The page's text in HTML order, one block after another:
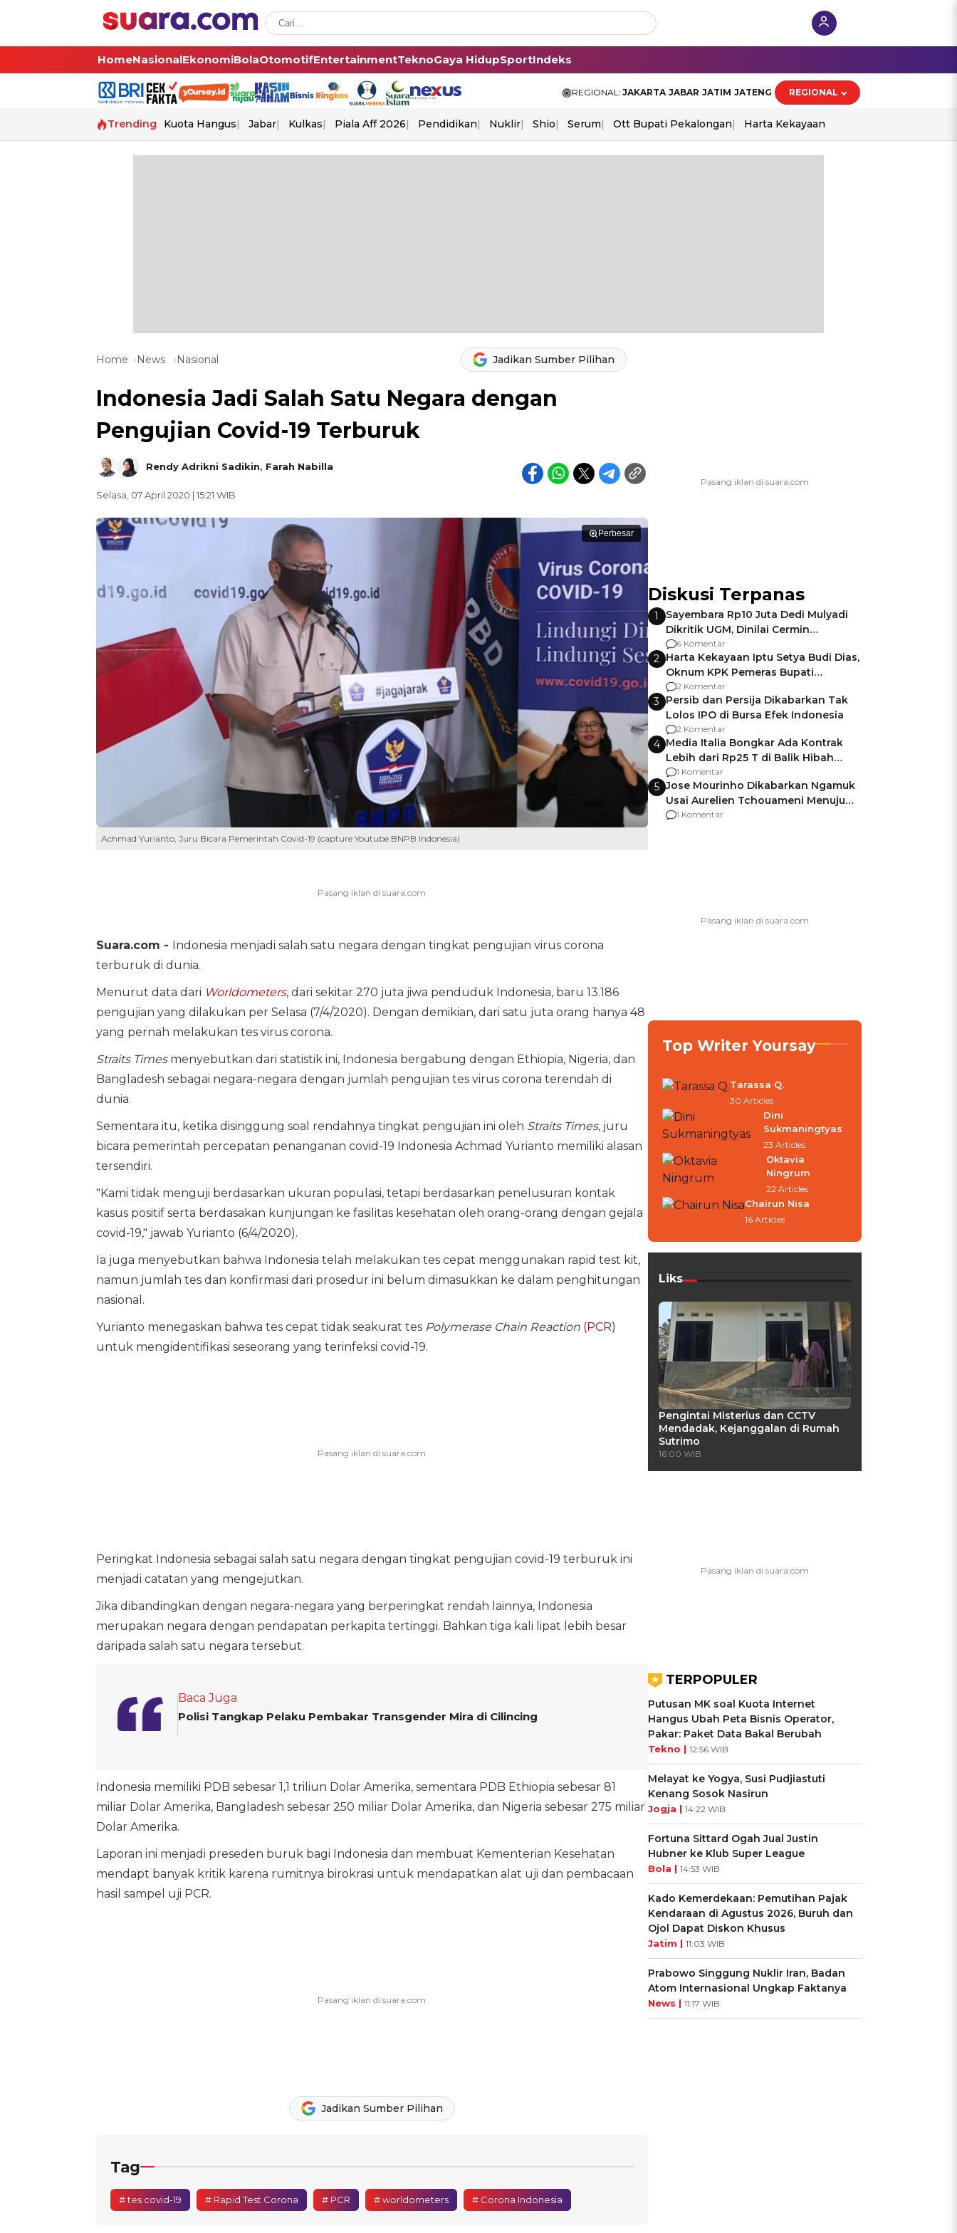
HomeNasionalEkonomiBolaOtomotifEntertainmentTeknoGaya HidupSportIndeks
REGIONAL: JAKARTA JABAR JATIM JATENG REGIONAL
Trending Kuota Hangus Jabar Kulkas Piala Aff 2026 Pendidikan Nuklir Shio Serum Ott Bupati Pekalongan Harta Kekayaan
Home News Nasional Jadikan Sumber Pilihan
Indonesia Jadi Salah Satu Negara dengan
Pengujian Covid-19 Terburuk
Rendy Adrikni Sadikin, Farah Nabilla
Selasa, 07 April 2020 | 15:21 WIB
Perbesar
Achmad Yurianto, Juru Bicara Pemerintah Covid-19 (capture Youtube BNPB Indonesia)
Suara.com - Indonesia menjadi salah satu negara dengan tingkat pengujian virus corona
terburuk di dunia.
Menurut data dari Worldometers, dari sekitar 270 juta jiwa penduduk Indonesia, baru 13.186
pengujian yang dilakukan per Selasa (7/4/2020). Dengan demikian, dari satu juta orang hanya 48
yang pernah melakukan tes virus corona.
Straits Timesmenyebutkan dari statistik ini, Indonesia bergabung dengan Ethiopia, Nigeria, dan
Bangladesh sebagai negara-negara dengan jumlah pengujian tes virus corona terendah di
dunia.
Sementara itu, ketika disinggung soal rendahnya tingkat pengujian ini oleh Straits Times, juru
bicara pemerintah percepatan penanganan covid-19 Indonesia Achmad Yurianto memiliki alasan
tersendiri.
"Kami tidak menguji berdasarkan ukuran populasi, tetapi berdasarkan penelusuran kontak
kasus positif serta berdasakan kunjungan ke fasilitas kesehatan oleh orang-orang dengan gejala
covid-19," jawab Yurianto (6/4/2020).
Ia juga menyebutkan bahwa Indonesia telah melakukan tes cepat menggunakan rapid test kit,
namun jumlah tes dan konfirmasi dari prosedur ini belum dimasukkan ke dalam penghitungan
nasional.
Yurianto menegaskan bahwa tes cepat tidak seakurat tes Polymerase Chain Reaction(PCR)
untuk mengidentifikasi seseorang yang terinfeksi covid-19.
Peringkat Indonesia sebagai salah satu negara dengan tingkat pengujian covid-19 terburuk ini
menjadi catatan yang mengejutkan.
Jika dibandingkan dengan negara-negara yang berperingkat rendah lainnya, Indonesia
merupakan negara dengan pendapatan perkapita tertinggi. Bahkan tiga kali lipat lebih besar
daripada salah satu negara tersebut.
Baca Juga
Polisi Tangkap Pelaku Pembakar Transgender Mira di Cilincing
Indonesia memiliki PDB sebesar 1,1 triliun Dolar Amerika, sementara PDB Ethiopia sebesar 81
miliar Dolar Amerika, Bangladesh sebesar 250 miliar Dolar Amerika, dan Nigeria sebesar 275 miliar
Dolar Amerika.
Laporan ini menjadi preseden buruk bagi Indonesia dan membuat Kementerian Kesehatan
mendapt banyak kritik karena rumitnya birokrasi untuk mendapatkan alat uji dan pembacaan
hasil sampel uji PCR.
Jadikan Sumber Pilihan
Tag
# tes covid-19 # Rapid Test Corona # PCR # worldometers # Corona Indonesia
Diskusi Terpanas
1
Sayembara Rp10 Juta Dedi Mulyadi
Dikritik UGM, Dinilai Cermin
Gagalnya Negara Jamin Keamanan
6 Komentar
2 Harta Kekayaan Iptu Setya Budi Dias,
Oknum KPK Pemeras Bupati
Pemalang
2 Komentar
3 Persib dan Persija Dikabarkan Tak
Lolos IPO di Bursa Efek Indonesia
2 Komentar
4 Media Italia Bongkar Ada Kontrak
Lebih dari Rp25 T di Balik Hibah
Kapal Induk Giuseppe Garibaldi
1 Komentar
5 Jose Mourinho Dikabarkan Ngamuk
Usai Aurelien Tchouameni Menuju
Manchester United
1 Komentar
Top Writer Yoursay
Tarassa Q.
30 Articles
Dini
Sukmaningtyas
23 Articles
Oktavia
Ningrum
22 Articles
Chairun Nisa
16 Articles
Liks
Pengintai Misterius dan CCTV
Mendadak, Kejanggalan di Rumah
Sutrimo
16:00 WIB
TERPOPULER
Putusan MK soal Kuota Internet
Hangus Ubah Peta Bisnis Operator,
Pakar: Paket Data Bakal Berubah
Tekno | 12:56 WIB
Melayat ke Yogya, Susi Pudjiastuti
Kenang Sosok Nasirun
Jogja | 14:22 WIB
Fortuna Sittard Ogah Jual Justin
Hubner ke Klub Super League
Bola | 14:53 WIB
Kado Kemerdekaan: Pemutihan Pajak
Kendaraan di Agustus 2026, Buruh dan
Ojol Dapat Diskon Khusus
Jatim | 11:03 WIB
Prabowo Singgung Nuklir Iran, Badan
Atom Internasional Ungkap Faktanya
News | 11:17 WIB